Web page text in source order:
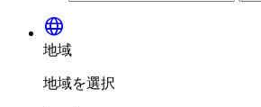
language
地域
地域を選択